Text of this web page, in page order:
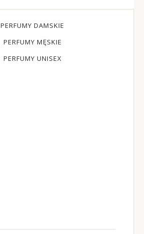
PERFUMY DAMSKIE
PERFUMY MĘSKIE
PERFUMY UNISEX